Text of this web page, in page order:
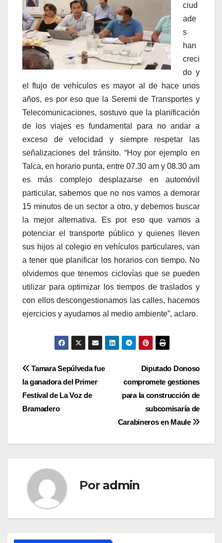
ciud
ade
s
han
creci
do y
el flujo de vehículos es mayor al de hace unos
años, es por eso que la Seremi de Transportes y
Telecomunicaciones, sostuvo que la planificación
de los viajes es fundamental para no andar a
exceso de velocidad y siempre respetar las
señalizaciones del tránsito. “Hoy por ejemplo en
Talca, en horario punta, entre 07.30 am y 08.30 am
es más complejo desplazarse en automóvil
particular, sabemos que no nos vamos a demorar
15 minutos de un sector a otro, y debemos buscar
la mejor alternativa. Es por eso que vamos a
potenciar el transporte público y quienes lleven
sus hijos al colegio en vehículos particulares, van
a tener que planificar los horarios con tiempo. No
olvidemos que tenemos ciclovías que se pueden
utilizar para optimizar los tiempos de traslados y
con ellos descongestionamos las calles, hacemos
ejercicios y ayudamos al medio ambiente”, aclaro.
Navegación
de
entradas
Diputado Donoso
compromete gestiones
para la construcción de
subcomisaría de
Carabineros en Maule
Tamara Sepúlveda fue
la ganadora del Primer
Festival de La Voz de
Bramadero
Por admin